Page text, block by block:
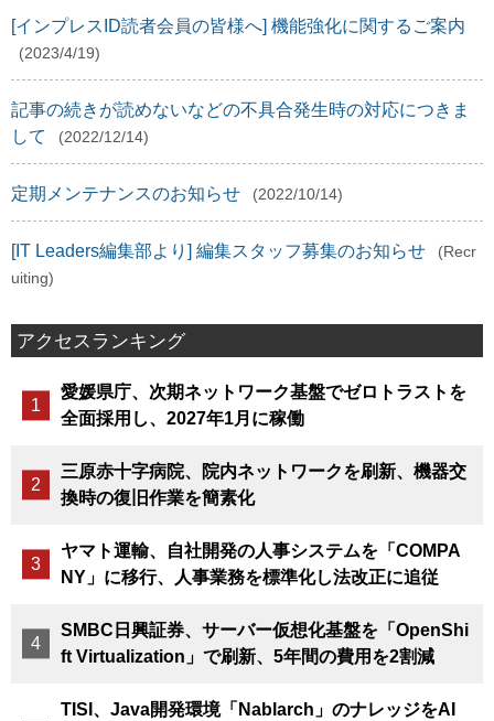
[インプレスID読者会員の皆様へ] 機能強化に関するご案内
(2023/4/19)
記事の続きが読めないなどの不具合発生時の対応につきま
して
(2022/12/14)
定期メンテナンスのお知らせ (2022/10/14)
[IT Leaders編集部より] 編集スタッフ募集のお知らせ
(Recr
uiting)
アクセスランキング
愛媛県庁、次期ネットワーク基盤でゼロトラストを
全面採用し、2027年1月に稼働
三原赤十字病院、院内ネットワークを刷新、機器交
換時の復旧作業を簡素化
ヤマト運輸、自社開発の人事システムを「COMPA
NY」に移行、人事業務を標準化し法改正に追従
SMBC日興証券、サーバー仮想化基盤を「OpenShi
ft Virtualization」で刷新、5年間の費用を2割減
TISI、Java開発環境「Nablarch」のナレッジをAI